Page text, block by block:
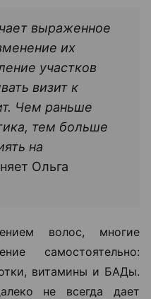
выраженное
их
участков
визит к
Чем раньше
тем больше
на
Ольга
волос, многие
самостоятельно:
витамины и БАДы.
не всегда дает